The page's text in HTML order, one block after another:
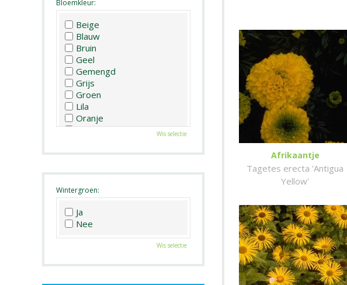
Afrikaantje
Tagetes erecta 'Antigua
Yellow'
Bloemkleur:
Beige
Blauw
Bruin
Geel
Gemengd
Grijs
Groen
Lila
Oranje
Paars
Wis selectie
Wintergroen:
Ja
Nee
Wis selectie